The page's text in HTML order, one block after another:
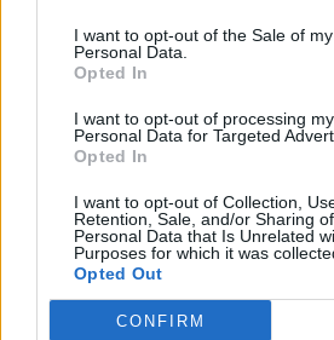
I want to opt-out of the Sale of my
Personal Data.
Opted In
I want to opt-out of processing my
Personal Data for Targeted
Opted In
I want to opt-out of Collection,
Retention, Sale, and/or Sharing
Personal Data that Is Unrelated
Purposes for which it was
Opted Out
CONFIRM